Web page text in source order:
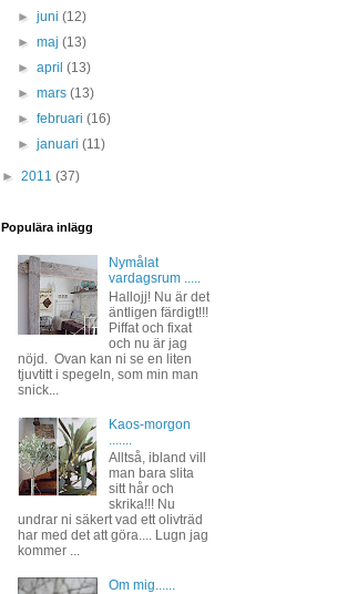
►juni(12)
►maj(13)
►april(13)
►mars(13)
►februari(16)
►januari(11)
► 2011 (37)
Populära inlägg
Nymålat
vardagsrum .....
Hallojj! Nu är det
äntligen färdigt!!!
Piffat och fixat
och nu är jag
nöjd. Ovan kan ni se en liten
tjuvtitt i spegeln, som min man
snick...
Kaos-morgon
Alltså, ibland vill
man bara slita
sitt hår och
skrika!!! Nu
undrar ni säkert vad ett olivträd
har med det att göra.... Lugn jag
kommer ...
Om mig......